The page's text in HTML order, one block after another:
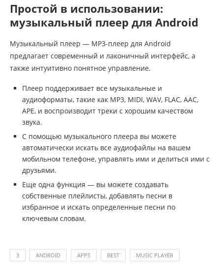
Простой в использовании:
музыкальный плеер для Android
Музыкальный плеер — MP3-плеер для Android
предлагает современный и лаконичный интерфейс, а
также интуитивно понятное управление.
Плеер поддерживает все музыкальные и
аудиоформаты, такие как MP3, MIDI, WAV, FLAC, AAC,
APE, и воспроизводит треки с хорошим качеством
звука.
С помощью музыкального плеера вы можете
автоматически искать все аудиофайлы на вашем
мобильном телефоне, управлять ими и делиться ими с
друзьями.
Еще одна функция — вы можете создавать
собственные плейлисты, добавлять песни в
избранное и искать определенные песни по
ключевым словам.
3 ANDROID APPS BEST MUSIC PLAYER